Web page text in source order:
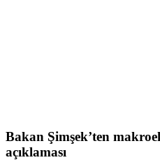
Bakan Şimşek’ten
açıklaması